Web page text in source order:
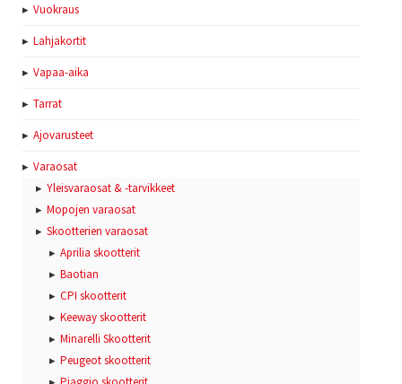
Vuokraus
Lahjakortit
Vapaa-aika
Tarrat
Ajovarusteet
Varaosat
Yleisvaraosat & -tarvikkeet
Mopojen varaosat
Skootterien varaosat
Aprilia skootterit
Baotian
CPI skootterit
Keeway skootterit
Minarelli Skootterit
Peugeot skootterit